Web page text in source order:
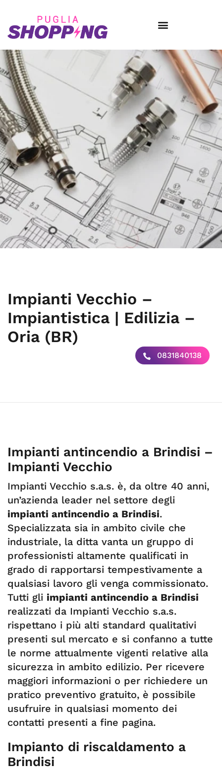
Impianti Vecchio –
Impiantistica | Edilizia –
Oria (BR)
0831840138
Impianti antincendio a Brindisi –
Impianti Vecchio
Impianti Vecchio s.a.s. è, da oltre 40 anni,
un’azienda leader nel settore degli
impianti antincendio a Brindisi.
Specializzata sia in ambito civile che
industriale, la ditta vanta un gruppo di
professionisti altamente qualificati in
grado di rapportarsi tempestivamente a
qualsiasi lavoro gli venga commissionato.
Tutti gli impianti antincendio a Brindisi
realizzati da Impianti Vecchio s.a.s.
rispettano i più alti standard qualitativi
presenti sul mercato e si confanno a tutte
le norme attualmente vigenti relative alla
sicurezza in ambito edilizio. Per ricevere
maggiori informazioni o per richiedere un
pratico preventivo gratuito, è possibile
usufruire in qualsiasi momento dei
contatti presenti a fine pagina.
Impianto di riscaldamento a
Brindisi